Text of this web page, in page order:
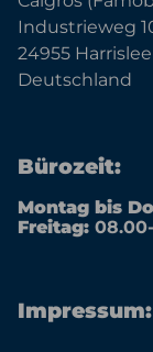
Industrieweg
24955 Harrislee
Deutschland
Bürozeit:
Montag bis
Freitag:
Impressum: